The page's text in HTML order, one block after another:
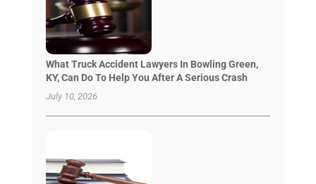
What Truck Accident Lawyers In Bowling Green,
KY, Can Do To Help You After A Serious Crash
July 10, 2026